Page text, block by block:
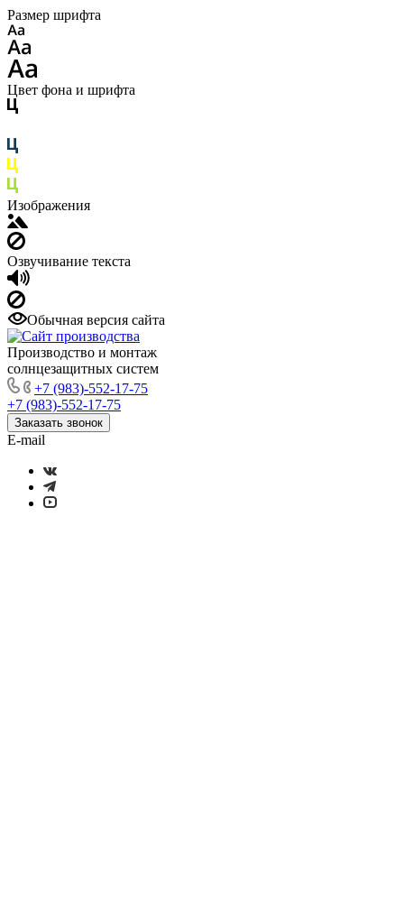
Размер шрифта
Цвет фона и шрифта
Изображения
Озвучивание текста
Обычная версия сайта
Производство и монтаж
солнцезащитных систем
+7 (983)-552-17-75
+7 (983)-552-17-75
Заказать звонок
E-mail